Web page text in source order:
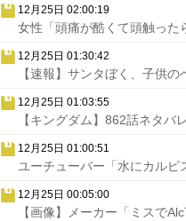
12月25日 02:00:19
女性「頭痛が酷くて頭触った
12月25日 01:30:42
【速報】サンタぼく、子供の
12月25日 01:03:55
【キングダム】862話ネタバ
12月25日 01:00:51
ユーチューバー「水にカルピ
12月25日 00:05:00
【画像】メーカー「ミスで